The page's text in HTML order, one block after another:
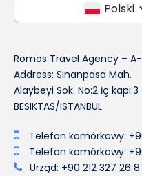
Polski
Romos Travel Agency – A-
Address: Sinanpasa Mah.
Alaybeyi Sok. No:2 İç kapı:3
BESIKTAS/ISTANBUL
Telefon komórkowy:
Telefon komórkowy:
Urząd: +90 212 327 26